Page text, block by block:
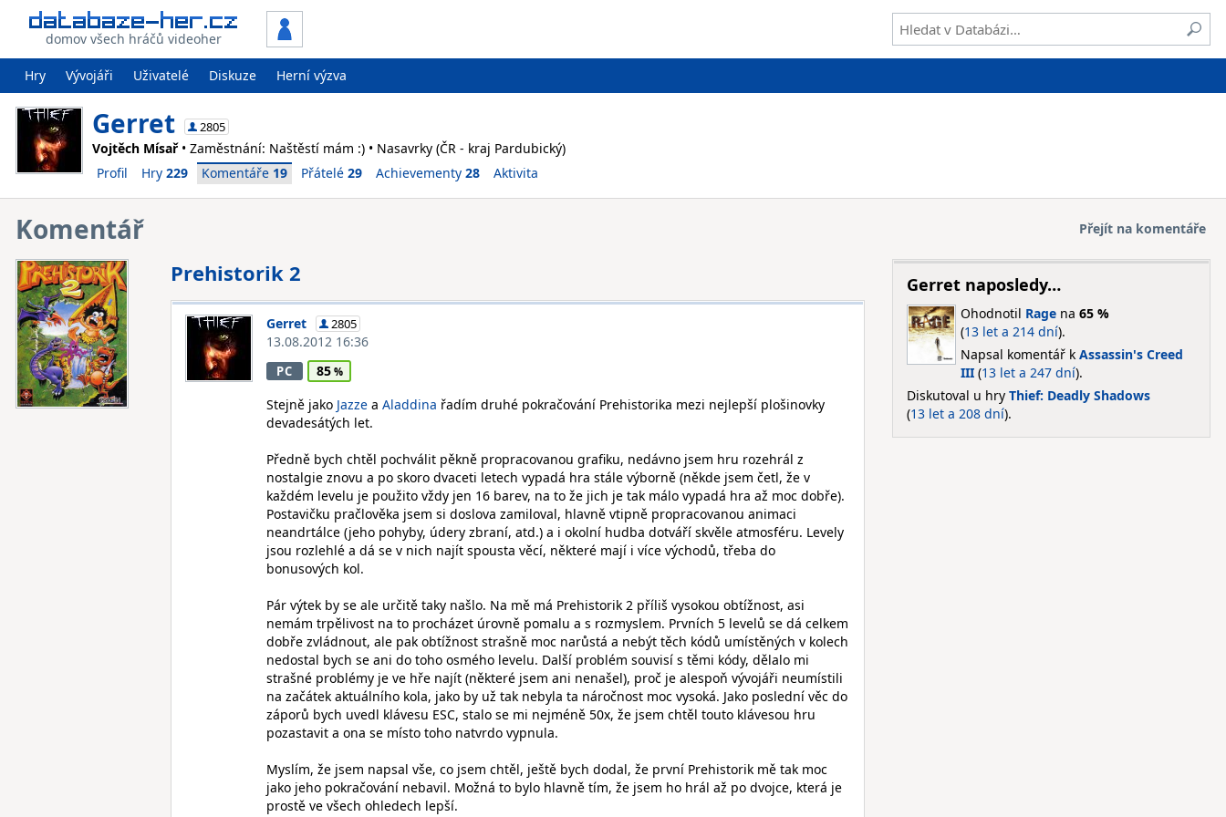
domov všech hráčů videoher
Hry Vývojáři Uživatelé Diskuze Herní výzva
Gerret 2805
Vojtěch Mísař• Zaměstnání: Naštěstí mám :) • Nasavrky (ČR - kraj Pardubický)
Profil
Hry 229 Komentáře 19 Přátelé 29 Achievementy 28 Aktivita
Komentář Přejít na komentáře
Prehistorik 2
Gerret 2805
13.08.2012 16:36
PC
85
Stejně jako Jazze a Aladdina řadím druhé pokračování Prehistorika mezi nejlepší plošinovky
devadesátých let.
Předně bych chtěl pochválit pěkně propracovanou grafiku, nedávno jsem hru rozehrál z
nostalgie znovu a po skoro dvaceti letech vypadá hra stále výborně (někde jsem četl, že v
každém levelu je použito vždy jen 16 barev, na to že jich je tak málo vypadá hra až moc dobře).
Postavičku pračlověka jsem si doslova zamiloval, hlavně vtipně propracovanou animaci
neandrtálce (jeho pohyby, údery zbraní, atd.) a i okolní hudba dotváří skvěle atmosféru. Levely
jsou rozlehlé a dá se v nich najít spousta věcí, některé mají i více východů, třeba do
bonusových kol.
Pár výtek by se ale určitě taky našlo. Na mě má Prehistorik 2 příliš vysokou obtížnost, asi
nemám trpělivost na to procházet úrovně pomalu a s rozmyslem. Prvních 5 levelů se dá celkem
dobře zvládnout, ale pak obtížnost strašně moc narůstá a nebýt těch kódů umístěných v kolech
nedostal bych se ani do toho osmého levelu. Další problém souvisí s těmi kódy, dělalo mi
strašné problémy je ve hře najít (některé jsem ani nenašel), proč je alespoň vývojáři neumístili
na začátek aktuálního kola, jako by už tak nebyla ta náročnost moc vysoká. Jako poslední věc do
záporů bych uvedl klávesu ESC, stalo se mi nejméně 50x, že jsem chtěl touto klávesou hru
pozastavit a ona se místo toho natvrdo vypnula.
Myslím, že jsem napsal vše, co jsem chtěl, ještě bych dodal, že první Prehistorik mě tak moc
jako jeho pokračování nebavil. Možná to bylo hlavně tím, že jsem ho hrál až po dvojce, která je
prostě ve všech ohledech lepší.
Gerret naposledy…
Ohodnotil Ragena 65 %
(13 let a 214 dní).
Napsal komentář k Assassin's Creed
III(13 let a 247 dní).
Diskutoval u hry Thief: Deadly Shadows
(13 let a 208 dní).